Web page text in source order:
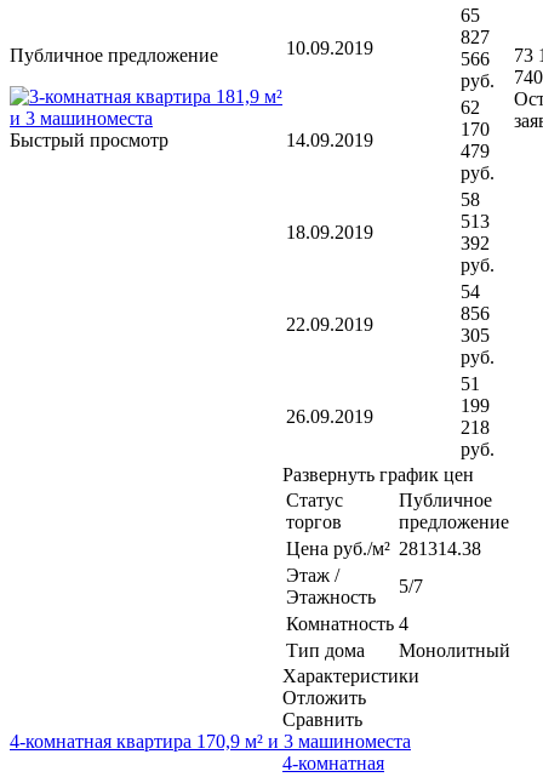
Публичное предложение
Быстрый просмотр
10.09.2019
65
827
566
руб.
14.09.2019
62
170
479
руб.
18.09.2019
58
513
392
руб.
22.09.2019
54
856
305
руб.
26.09.2019
51
199
218
руб.
Развернуть график цен
Статус
торгов
Публичное
предложение
Цена руб./м² 281314.38
Этаж /
Этажность
5/7
Комнатность 4
Тип дома
Монолитный
Характеристики
Отложить
Сравнить
73
4-комнатная квартира 170,9 м² и 3 машиноместа
4-комнатная